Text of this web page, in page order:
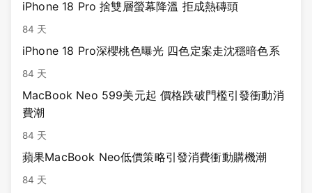
iPhone 18 Pro 捨雙層螢幕降溫 拒成熱磚頭
84 天
iPhone 18 Pro深櫻桃色曝光 四色定案走沈穩暗色系
84 天
MacBook Neo 599美元起 價格跌破門檻引發衝動消
費潮
84 天
蘋果MacBook Neo低價策略引發消費衝動購機潮
84 天